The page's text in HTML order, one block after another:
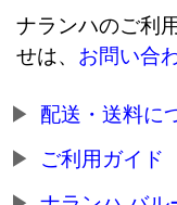
ナランハのご利
せは、 お問い合
配送・送料に
ご利用ガイド